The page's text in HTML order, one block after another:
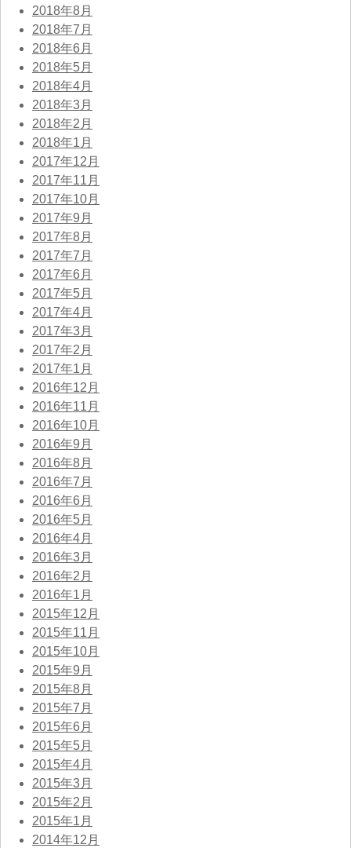
2018年8月
2018年7月
2018年6月
2018年5月
2018年4月
2018年3月
2018年2月
2018年1月
2017年12月
2017年11月
2017年10月
2017年9月
2017年8月
2017年7月
2017年6月
2017年5月
2017年4月
2017年3月
2017年2月
2017年1月
2016年12月
2016年11月
2016年10月
2016年9月
2016年8月
2016年7月
2016年6月
2016年5月
2016年4月
2016年3月
2016年2月
2016年1月
2015年12月
2015年11月
2015年10月
2015年9月
2015年8月
2015年7月
2015年6月
2015年5月
2015年4月
2015年3月
2015年2月
2015年1月
2014年12月